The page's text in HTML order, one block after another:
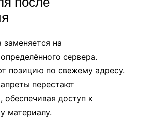
заменяется на
сервера.
позицию по свежему адресу.
перестают
обеспечивая доступ к
материалу.